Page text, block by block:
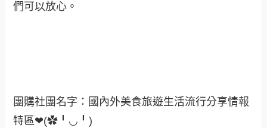
們可以放心 。
團購社團名字：國內外美食旅遊生活流行分享情報
特區❤(✿╹◡╹)